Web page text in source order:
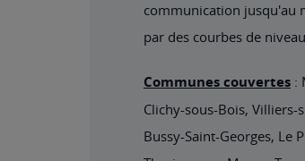
communication jusqu'au
par des courbes de
Communes couvertes :
Clichy-sous-Bois,
Bussy-Saint-Georges, Le